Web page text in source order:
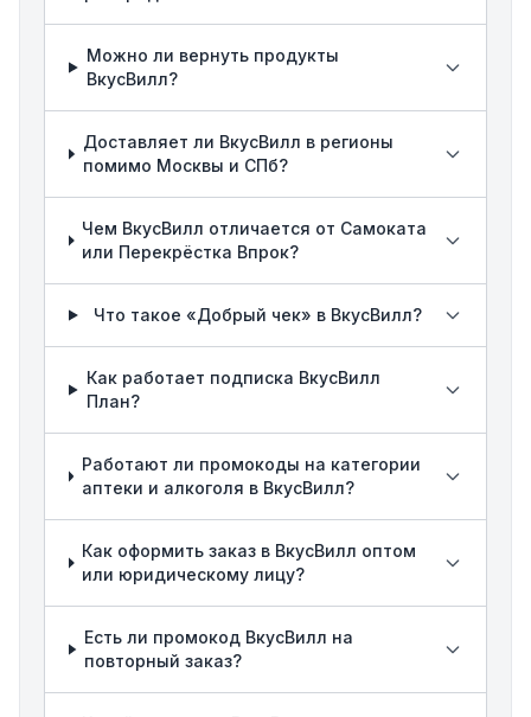
Можно ли вернуть продукты
ВкусВилл?
Доставляет ли ВкусВилл в регионы
помимо Москвы и СПб?
Чем ВкусВилл отличается от Самоката
или Перекрёстка Впрок?
Что такое «Добрый чек» в ВкусВилл?
Как работает подписка ВкусВилл
План?
Работают ли промокоды на категории
аптеки и алкоголя в ВкусВилл?
Как оформить заказ в ВкусВилл оптом
или юридическому лицу?
Есть ли промокод ВкусВилл на
повторный заказ?